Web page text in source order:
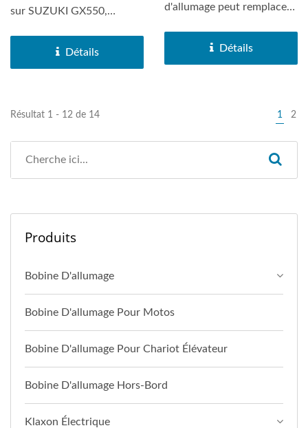
sur SUZUKI GX550,
Détails
d'allumage peut remplacer
Détails
Résultat 1 - 12 de 14 1 2
Produits
Bobine D'allumage
Bobine D'allumage Pour Motos
Bobine D'allumage Pour Chariot Élévateur
Bobine D'allumage Hors-Bord
Klaxon Électrique